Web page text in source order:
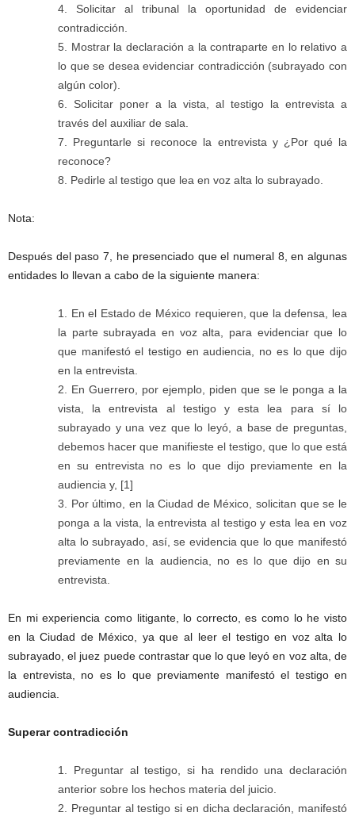
Solicitar al tribunal la oportunidad de evidenciar
contradicción.
Mostrar la declaración a la contraparte en lo relativo a
lo que se desea evidenciar contradicción (subrayado con
algún color).
Solicitar poner a la vista, al testigo la entrevista a
través del auxiliar de sala.
Preguntarle si reconoce la entrevista y ¿Por qué la
reconoce?
Pedirle al testigo que lea en voz alta lo subrayado.
Nota:
Después del paso 7, he presenciado que el numeral 8, en algunas
entidades lo llevan a cabo de la siguiente manera:
En el Estado de México requieren, que la defensa, lea
la parte subrayada en voz alta, para evidenciar que lo
que manifestó el testigo en audiencia, no es lo que dijo
en la entrevista.
En Guerrero, por ejemplo, piden que se le ponga a la
vista, la entrevista al testigo y esta lea para sí lo
subrayado y una vez que lo leyó, a base de preguntas,
debemos hacer que manifieste el testigo, que lo que está
en su entrevista no es lo que dijo previamente en la
audiencia y, [1]
Por último, en la Ciudad de México, solicitan que se le
ponga a la vista, la entrevista al testigo y esta lea en voz
alta lo subrayado, así, se evidencia que lo que manifestó
previamente en la audiencia, no es lo que dijo en su
entrevista.
En mi experiencia como litigante, lo correcto, es como lo he visto
en la Ciudad de México, ya que al leer el testigo en voz alta lo
subrayado, el juez puede contrastar que lo que leyó en voz alta, de
la entrevista, no es lo que previamente manifestó el testigo en
audiencia.
Superar contradicción
Preguntar al testigo, si ha rendido una declaración
anterior sobre los hechos materia del juicio.
Preguntar al testigo si en dicha declaración, manifestó